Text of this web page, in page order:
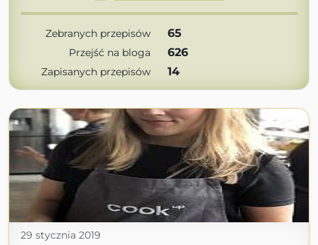
Zebranych przepisów 65
Przejść na bloga 626
Zapisanych przepisów 14
29 stycznia 2019